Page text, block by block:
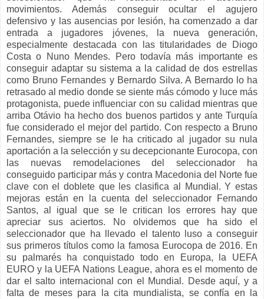
movimientos. Además conseguir ocultar el agujero
defensivo y las ausencias por lesión, ha comenzado a dar
entrada a jugadores jóvenes, la nueva generación,
especialmente destacada con las titularidades de Diogo
Costa o Nuno Mendes. Pero todavía más importante es
conseguir adaptar su sistema a la calidad de dos estrellas
como Bruno Fernandes y Bernardo Silva. A Bernardo lo ha
retrasado al medio donde se siente más cómodo y luce más
protagonista, puede influenciar con su calidad mientras que
arriba Otávio ha hecho dos buenos partidos y ante Turquía
fue considerado el mejor del partido. Con respecto a Bruno
Fernandes, siempre se le ha criticado al jugador su nula
aportación a la selección y su decepcionante Eurocopa, con
las nuevas remodelaciones del seleccionador ha
conseguido participar más y contra Macedonia del Norte fue
clave con el doblete que les clasifica al Mundial. Y estas
mejoras están en la cuenta del seleccionador Fernando
Santos, al igual que se le critican los errores hay que
apreciar sus aciertos. No olvidemos que ha sido el
seleccionador que ha llevado el talento luso a conseguir
sus primeros títulos como la famosa Eurocopa de 2016. En
su palmarés ha conquistado todo en Europa, la UEFA
EURO y la UEFA Nations League, ahora es el momento de
dar el salto internacional con el Mundial. Desde aquí, y a
falta de meses para la cita mundialista, se confía en la